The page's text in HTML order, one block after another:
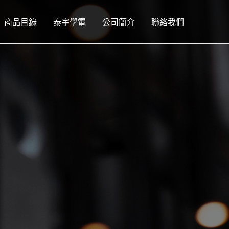
商品目錄 泰宇學電 公司簡介 聯絡我們